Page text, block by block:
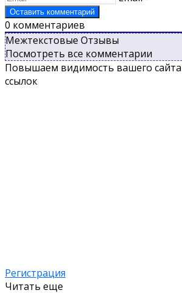
0 комментариев
Межтекстовые Отзывы
Посмотреть все комментарии
Повышаем видимость вашего
ссылок
Регистрация
Читать еще